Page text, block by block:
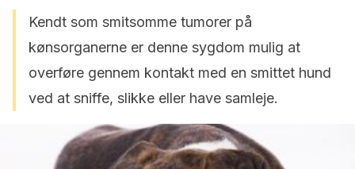
Kendt som smitsomme tumorer på
kønsorganerne er denne sygdom mulig at
overføre gennem kontakt med en smittet hund
ved at sniffe, slikke eller have samleje.